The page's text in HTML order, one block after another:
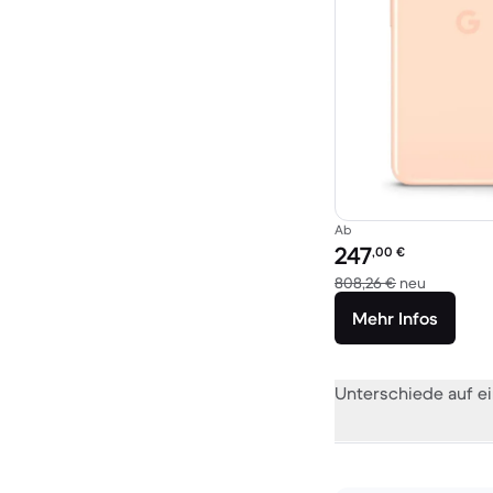
Ab
Preis des erneuerten
247,00 €
808,26 € neu
Mehr Infos
Unterschiede auf